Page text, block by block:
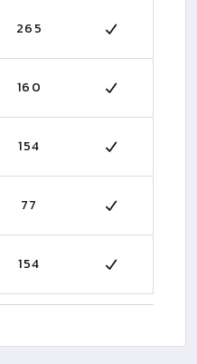
265
160
154
77
154